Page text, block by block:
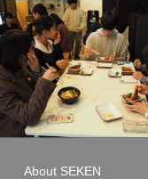
About SEKEN